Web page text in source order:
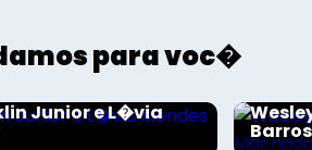
para voc�
Junior e L�via